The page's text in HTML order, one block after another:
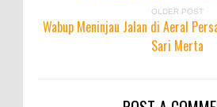
OLDER POST
Wabup Meninjau Jalan di Aeral
Sari Merta